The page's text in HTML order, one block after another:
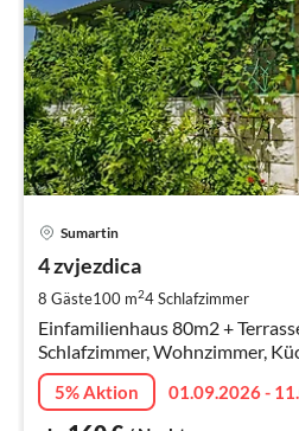
Sumartin
4 zvjezdica
8 Gäste100 m24Schlafzimmer
Einfamilienhaus 80m2 +
Schlafzimmer, Wohnzimmer,
800m2. Meer 40m. Die Gäste
verwenden allein.
5% Aktion
01.09.2026 -